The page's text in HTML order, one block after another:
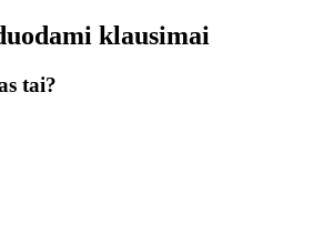
klausimai
tai?